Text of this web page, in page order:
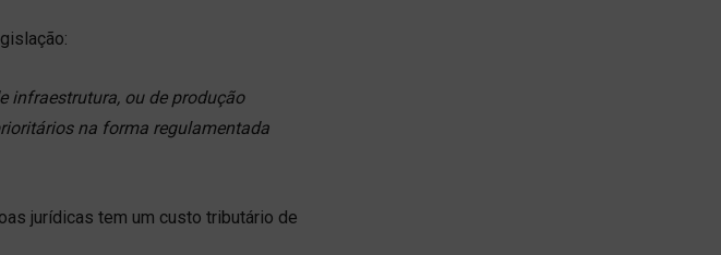
infraestrutura, ou de produção
na forma regulamentada
jurídicas tem um custo tributário de